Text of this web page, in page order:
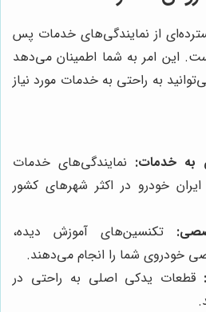
از نمایندگی‌های خدمات پس
این امر به شما اطمینان می‌دهد
به راحتی به خدمات مورد نیاز
به خدمات: نمایندگی‌های خدمات
خودرو در اکثر شهرهای کشور
تکنسین‌های آموزش دیده،
خودروی شما را انجام می‌دهند.
قطعات یدکی اصلی به راحتی در